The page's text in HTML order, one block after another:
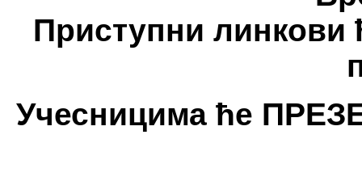
Приступни
Учесницима ће